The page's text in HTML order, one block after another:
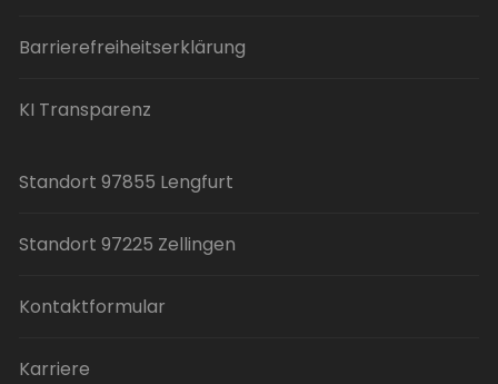
Barrierefreiheitserklärung
KI Transparenz
Standort 97855 Lengfurt
Standort 97225 Zellingen
Kontaktformular
Karriere